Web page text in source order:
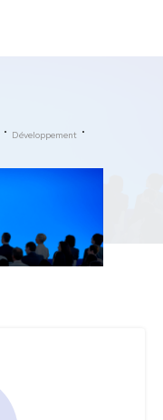
Développement